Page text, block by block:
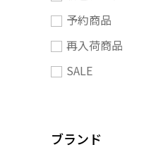
予約商品
再入荷商品
SALE
ブランド